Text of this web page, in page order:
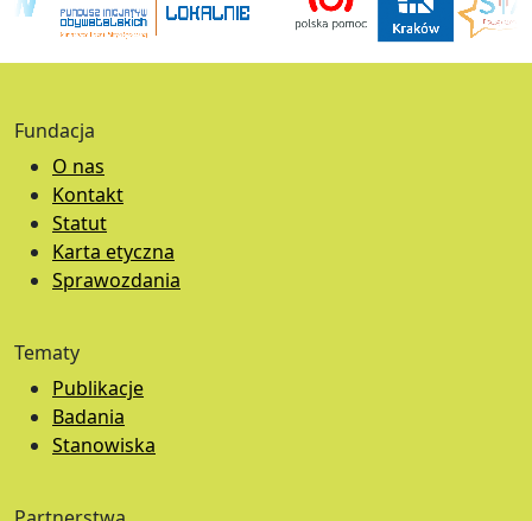
Fundacja
O nas
Kontakt
Statut
Karta etyczna
Sprawozdania
Tematy
Publikacje
Badania
Stanowiska